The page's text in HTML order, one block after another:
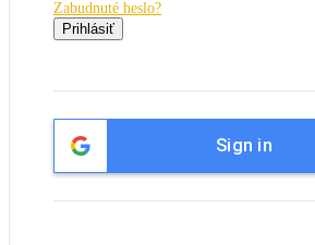
Zabudnuté heslo?
Prihlásiť
Sign in